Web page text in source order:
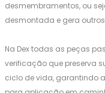
desmembramentos, ou
desmontada e gera
Na Dex todas as peças
verificação que preserva
ciclo de vida, garantindo